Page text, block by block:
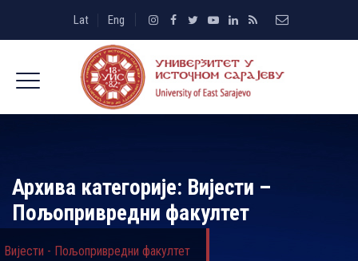
Lat Eng
Архива категорије: Вијести –
Пољопривредни факултет
Вијести - Пољопривредни факултет